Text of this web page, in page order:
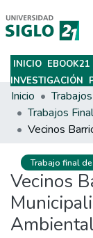
Subir
INICIO EBOOK21
INVESTIGACIÓN
Inicio
Trabajos
Trabajo final
Vecinos